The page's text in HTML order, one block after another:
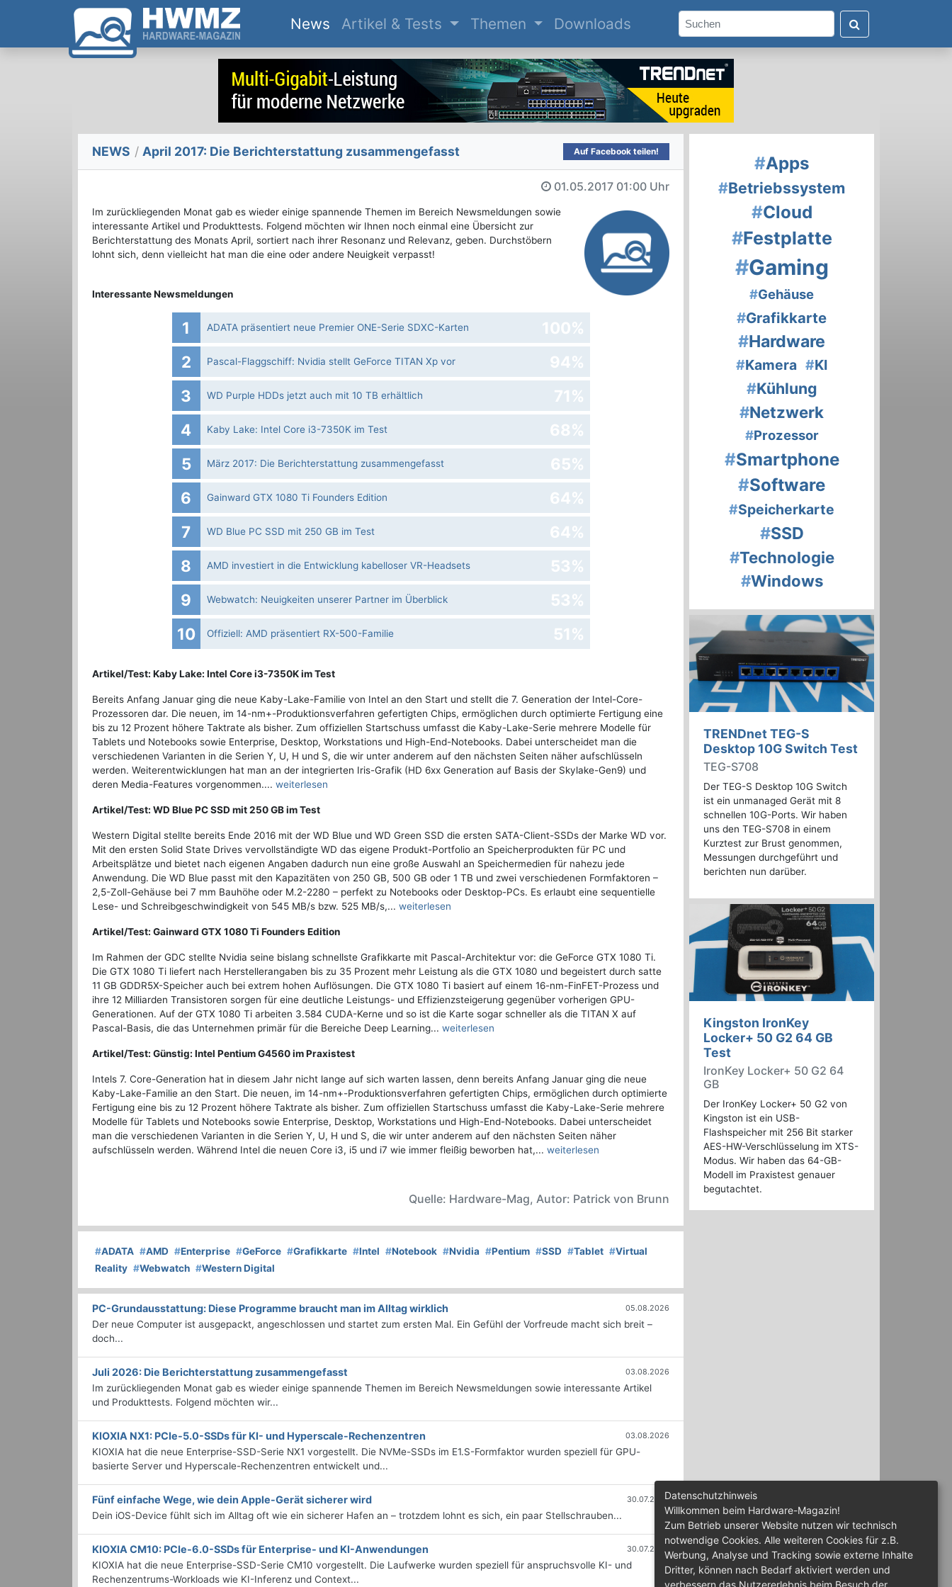
News(current)
Artikel & Tests Themen Downloads
NEWS / April 2017: Die Berichterstattung zusammengefasst Auf Facebook teilen!
01.05.2017 01:00 Uhr
Im zurückliegenden Monat gab es wieder einige spannende Themen im Bereich Newsmeldungen sowie
interessante Artikel und Produkttests. Folgend möchten wir Ihnen noch einmal eine Übersicht zur
Berichterstattung des Monats April, sortiert nach ihrer Resonanz und Relevanz, geben. Durchstöbern
lohnt sich, denn vielleicht hat man die eine oder andere Neuigkeit verpasst!
Interessante Newsmeldungen
1 ADATA präsentiert neue Premier ONE-Serie SDXC-Karten
100%
2
Pascal-Flaggschiff: Nvidia stellt GeForce TITAN Xp vor
94%
3
WD Purple HDDs jetzt auch mit 10 TB erhältlich
71%
4
Kaby Lake: Intel Core i3-7350K im Test
68%
5
März 2017: Die Berichterstattung zusammengefasst
65%
6
Gainward GTX 1080 Ti Founders Edition
64%
7
WD Blue PC SSD mit 250 GB im Test
64%
8
AMD investiert in die Entwicklung kabelloser VR-Headsets
53%
9
Webwatch: Neuigkeiten unserer Partner im Überblick
53%
10
Offiziell: AMD präsentiert RX-500-Familie 51%
Artikel/Test: Kaby Lake: Intel Core i3-7350K im Test
Bereits Anfang Januar ging die neue Kaby-Lake-Familie von Intel an den Start und stellt die 7. Generation der Intel-Core-
Prozessoren dar. Die neuen, im 14-nm+-Produktionsverfahren gefertigten Chips, ermöglichen durch optimierte Fertigung eine
bis zu 12 Prozent höhere Taktrate als bisher. Zum offiziellen Startschuss umfasst die Kaby-Lake-Serie mehrere Modelle für
Tablets und Notebooks sowie Enterprise, Desktop, Workstations und High-End-Notebooks. Dabei unterscheidet man die
verschiedenen Varianten in die Serien Y, U, H und S, die wir unter anderem auf den nächsten Seiten näher aufschlüsseln
werden. Weiterentwicklungen hat man an der integrierten Iris-Grafik (HD 6xx Generation auf Basis der Skylake-Gen9) und
deren Media-Features vorgenommen.... weiterlesen
Artikel/Test: WD Blue PC SSD mit 250 GB im Test
Western Digital stellte bereits Ende 2016 mit der WD Blue und WD Green SSD die ersten SATA-Client-SSDs der Marke WD vor.
Mit den ersten Solid State Drives vervollständigte WD das eigene Produkt-Portfolio an Speicherprodukten für PC und
Arbeitsplätze und bietet nach eigenen Angaben dadurch nun eine große Auswahl an Speichermedien für nahezu jede
Anwendung. Die WD Blue passt mit den Kapazitäten von 250 GB, 500 GB oder 1 TB und zwei verschiedenen Formfaktoren –
2,5-Zoll-Gehäuse bei 7 mm Bauhöhe oder M.2-2280 – perfekt zu Notebooks oder Desktop-PCs. Es erlaubt eine sequentielle
Lese- und Schreibgeschwindigkeit von 545 MB/s bzw. 525 MB/s,... weiterlesen
Artikel/Test: Gainward GTX 1080 Ti Founders Edition
Im Rahmen der GDC stellte Nvidia seine bislang schnellste Grafikkarte mit Pascal-Architektur vor: die GeForce GTX 1080 Ti.
Die GTX 1080 Ti liefert nach Herstellerangaben bis zu 35 Prozent mehr Leistung als die GTX 1080 und begeistert durch satte
11 GB GDDR5X-Speicher auch bei extrem hohen Auflösungen. Die GTX 1080 Ti basiert auf einem 16-nm-FinFET-Prozess und
ihre 12 Milliarden Transistoren sorgen für eine deutliche Leistungs- und Effizienzsteigerung gegenüber vorherigen GPU-
Generationen. Auf der GTX 1080 Ti arbeiten 3.584 CUDA-Kerne und so ist die Karte sogar schneller als die TITAN X auf
Pascal-Basis, die das Unternehmen primär für die Bereiche Deep Learning... weiterlesen
Artikel/Test: Günstig: Intel Pentium G4560 im Praxistest
Intels 7. Core-Generation hat in diesem Jahr nicht lange auf sich warten lassen, denn bereits Anfang Januar ging die neue
Kaby-Lake-Familie an den Start. Die neuen, im 14-nm+-Produktionsverfahren gefertigten Chips, ermöglichen durch optimierte
Fertigung eine bis zu 12 Prozent höhere Taktrate als bisher. Zum offiziellen Startschuss umfasst die Kaby-Lake-Serie mehrere
Modelle für Tablets und Notebooks sowie Enterprise, Desktop, Workstations und High-End-Notebooks. Dabei unterscheidet
man die verschiedenen Varianten in die Serien Y, U, H und S, die wir unter anderem auf den nächsten Seiten näher
aufschlüsseln werden. Während Intel die neuen Core i3, i5 und i7 wie immer fleißig beworben hat,... weiterlesen
Quelle: Hardware-Mag, Autor: Patrick von Brunn
#ADATA #AMD #Enterprise #GeForce #Grafikkarte #Intel #Notebook #Nvidia #Pentium #SSD #Tablet #Virtual
Reality #Webwatch #Western Digital
PC-Grundausstattung: Diese Programme braucht man im Alltag wirklich 05.08.2026
Der neue Computer ist ausgepackt, angeschlossen und startet zum ersten Mal. Ein Gefühl der Vorfreude macht sich breit –
doch...
Juli 2026: Die Bericht­erstattung zusammengefasst 03.08.2026
Im zurückliegenden Monat gab es wieder einige spannende Themen im Bereich Newsmeldungen sowie interessante Artikel
und Produkttests. Folgend möchten wir...
KIOXIA NX1: PCIe-5.0-SSDs für KI- und Hyperscale-Rechenzentren 03.08.2026
KIOXIA hat die neue Enterprise-SSD-Serie NX1 vorgestellt. Die NVMe-SSDs im E1.S-Formfaktor wurden speziell für GPU-
basierte Server und Hyperscale-Rechenzentren entwickelt und...
Fünf einfache Wege, wie dein Apple-Gerät sicherer wird 30.07.2026
Dein iOS-Device fühlt sich im Alltag oft wie ein sicherer Hafen an – trotzdem lohnt es sich, ein paar Stellschrauben...
KIOXIA CM10: PCIe-6.0-SSDs für Enterprise- und KI-Anwendungen 30.07.2026
KIOXIA hat die neue Enterprise-SSD-Serie CM10 vorgestellt. Die Laufwerke wurden speziell für anspruchsvolle KI- und
Rechenzentrums-Workloads wie KI-Inferenz und Context...
#Apps
#Betriebssystem
#Cloud
#Festplatte
#Gaming
#Gehäuse
#Grafikkarte
#Hardware
#Kamera #KI
#Kühlung
#Netzwerk
#Prozessor
#Smartphone
#Software
#Speicherkarte
#SSD
#Technologie
#Windows
TRENDnet TEG-S
Desktop 10G Switch Test
TEG-S708
Der TEG-S Desktop 10G Switch
ist ein unmanaged Gerät mit 8
schnellen 10G-Ports. Wir haben
uns den TEG-S708 in einem
Kurztest zur Brust genommen,
Messungen durchgeführt und
berichten nun darüber.
Kingston IronKey
Locker+ 50 G2 64 GB
Test
IronKey Locker+ 50 G2 64
GB
Der IronKey Locker+ 50 G2 von
Kingston ist ein USB-
Flashspeicher mit 256 Bit starker
AES-HW-Verschlüsselung im XTS-
Modus. Wir haben das 64-GB-
Modell im Praxistest genauer
begutachtet.
Datenschutzhinweis
Willkommen beim Hardware-Magazin!
Zum Betrieb unserer Website nutzen wir technisch
notwendige Cookies. Alle weiteren Cookies für z.B.
Werbung, Analyse und Tracking sowie externe Inhalte
Dritter, können nach Bedarf aktiviert werden und
verbessern das Nutzererlebnis beim Besuch der